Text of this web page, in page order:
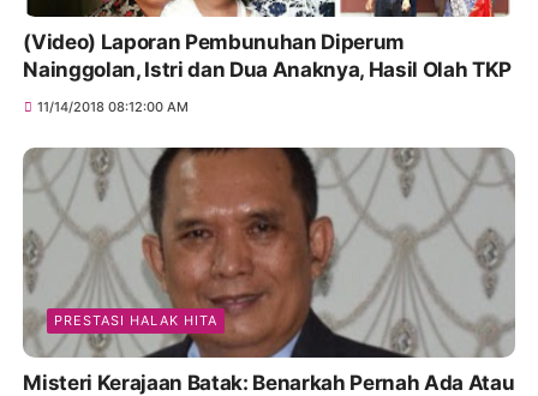
(Video) Laporan Pembunuhan Diperum
Nainggolan, Istri dan Dua Anaknya, Hasil Olah TKP
11/14/2018 08:12:00 AM
PRESTASI HALAK HITA
Misteri Kerajaan Batak: Benarkah Pernah Ada Atau